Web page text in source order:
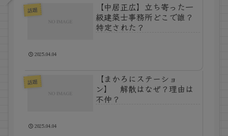
話題
【中居正広】立ち寄った一
級建築士事務所どこで誰？
特定された？
2025.04.04
話題
【まかろにステーショ
ン】 解散はなぜ？理由は
不仲？
2025.04.04